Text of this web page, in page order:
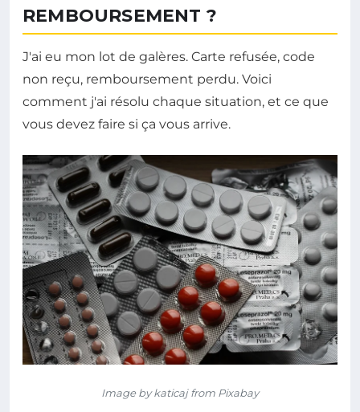
REMBOURSEMENT ?
J'ai eu mon lot de galères. Carte refusée, code
non reçu, remboursement perdu. Voici
comment j'ai résolu chaque situation, et ce que
vous devez faire si ça vous arrive.
Image by katicaj from Pixabay